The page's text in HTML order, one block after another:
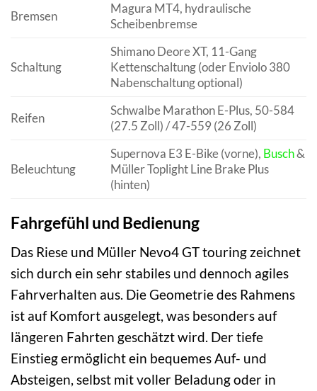
Bremsen
Magura MT4, hydraulische
Scheibenbremse
Schaltung
Shimano Deore XT, 11-Gang
Kettenschaltung (oder Enviolo 380
Nabenschaltung optional)
Reifen
Schwalbe Marathon E-Plus, 50-584
(27.5 Zoll) / 47-559 (26 Zoll)
Beleuchtung
Supernova E3 E-Bike (vorne), Busch&
Müller Toplight Line Brake Plus
(hinten)
Fahrgefühl und Bedienung
Das Riese und Müller Nevo4 GT touring zeichnet
sich durch ein sehr stabiles und dennoch agiles
Fahrverhalten aus. Die Geometrie des Rahmens
ist auf Komfort ausgelegt, was besonders auf
längeren Fahrten geschätzt wird. Der tiefe
Einstieg ermöglicht ein bequemes Auf- und
Absteigen, selbst mit voller Beladung oder in